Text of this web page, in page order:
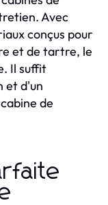
Avec
conçus pour
et de tartre, le
Il suffit
et d'un
de